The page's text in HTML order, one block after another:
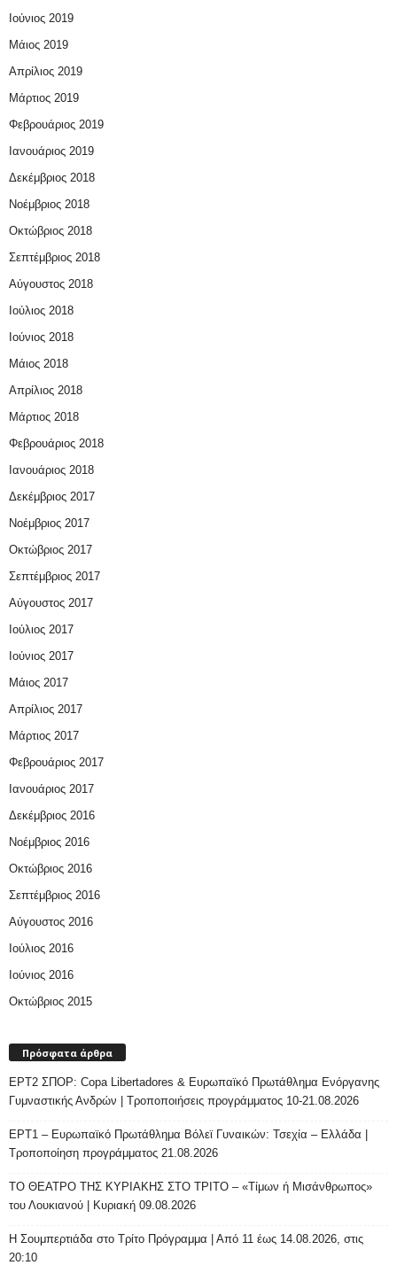
Ιούνιος 2019
Μάιος 2019
Απρίλιος 2019
Μάρτιος 2019
Φεβρουάριος 2019
Ιανουάριος 2019
Δεκέμβριος 2018
Νοέμβριος 2018
Οκτώβριος 2018
Σεπτέμβριος 2018
Αύγουστος 2018
Ιούλιος 2018
Ιούνιος 2018
Μάιος 2018
Απρίλιος 2018
Μάρτιος 2018
Φεβρουάριος 2018
Ιανουάριος 2018
Δεκέμβριος 2017
Νοέμβριος 2017
Οκτώβριος 2017
Σεπτέμβριος 2017
Αύγουστος 2017
Ιούλιος 2017
Ιούνιος 2017
Μάιος 2017
Απρίλιος 2017
Μάρτιος 2017
Φεβρουάριος 2017
Ιανουάριος 2017
Δεκέμβριος 2016
Νοέμβριος 2016
Οκτώβριος 2016
Σεπτέμβριος 2016
Αύγουστος 2016
Ιούλιος 2016
Ιούνιος 2016
Οκτώβριος 2015
Πρόσφατα άρθρα
ΕΡΤ2 ΣΠΟΡ: Copa Libertadores & Ευρωπαϊκό Πρωτάθλημα Ενόργανης
Γυμναστικής Ανδρών | Τροποποιήσεις προγράμματος 10-21.08.2026
ΕΡΤ1 – Ευρωπαϊκό Πρωτάθλημα Βόλεϊ Γυναικών: Τσεχία – Ελλάδα |
Τροποποίηση προγράμματος 21.08.2026
ΤΟ ΘΕΑΤΡΟ ΤΗΣ ΚΥΡΙΑΚΗΣ ΣΤΟ ΤΡΙΤΟ – «Τίμων ή Μισάνθρωπος»
του Λουκιανού | Κυριακή 09.08.2026
H Σουμπερτιάδα στο Τρίτο Πρόγραμμα | Από 11 έως 14.08.2026, στις
20:10